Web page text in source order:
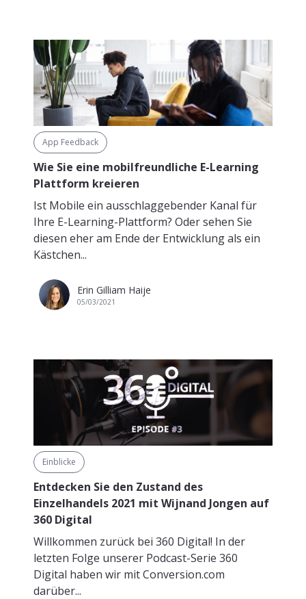
App Feedback
Wie Sie eine mobilfreundliche E-Learning
Plattform kreieren
Ist Mobile ein ausschlaggebender Kanal für
Ihre E-Learning-Plattform? Oder sehen Sie
diesen eher am Ende der Entwicklung als ein
Kästchen...
Erin Gilliam Haije
05/03/2021
Einblicke
Entdecken Sie den Zustand des
Einzelhandels 2021 mit Wijnand Jongen auf
360 Digital
Willkommen zurück bei 360 Digital! In der
letzten Folge unserer Podcast-Serie 360
Digital haben wir mit Conversion.com
darüber...